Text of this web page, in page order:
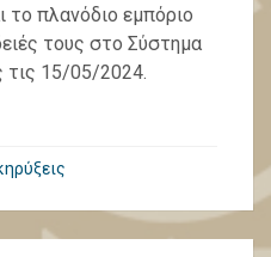
πλανόδιο εμπόριο
τους στο Σύστημα
15/05/2024.